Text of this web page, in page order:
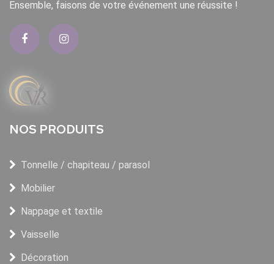
Ensemble, faisons de votre événement une réussite !
NOS PRODUITS
Tonnelle / chapiteau / parasol
Mobilier
Nappage et textile
Vaisselle
Décoration